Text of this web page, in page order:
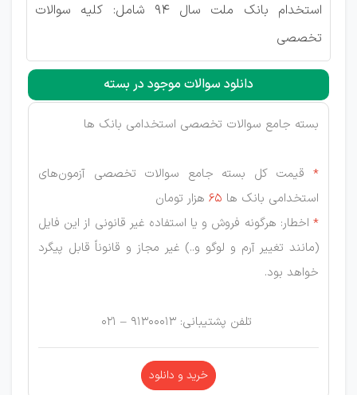
استخدام بانک ملت سال 94 شامل: کلیه سوالات
تخصصی
دانلود سوالات موجود در بسته
بسته جامع سوالات تخصصی استخدامی بانک ها
* قیمت کل بسته جامع سوالات تخصصی آزمون‌های
استخدامی بانک ها 65 هزار تومان
* اخطار: هرگونه فروش و یا استفاده غیر قانونی از این فایل
(مانند تغییر آرم و لوگو و..) غیر مجاز و قانوناً قابل پیگرد
خواهد بود.
تلفن پشتیبانی: 91300013 – 021
خرید و دانلود